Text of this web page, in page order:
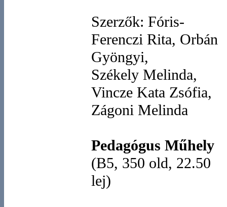
Szerzők: Fóris-
Ferenczi Rita, Orbán
Gyöngyi,
Székely Melinda,
Vincze Kata Zsófia,
Zágoni Melinda
Pedagógus Műhely
(B5, 350 old, 22.50
lej)